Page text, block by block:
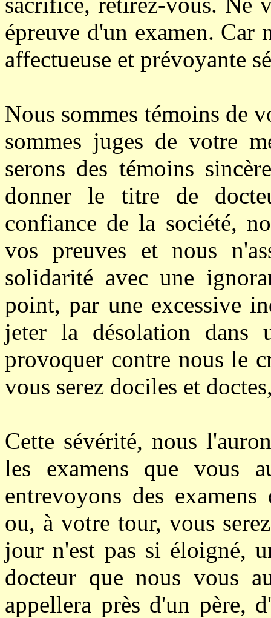
épreuve d'un examen. Car
affectueuse et prévoyante
Nous sommes témoins de
sommes juges de votre
serons des témoins
donner le titre de
confiance de la société,
vos preuves et nous
solidarité avec une
point, par une excessive
jeter la désolation dans
provoquer contre nous le
vous serez dociles et
Cette sévérité, nous
les examens que vous
entrevoyons des
ou, à votre tour, vous
jour n'est pas si éloigné,
docteur que nous vous
appellera près d'un père,